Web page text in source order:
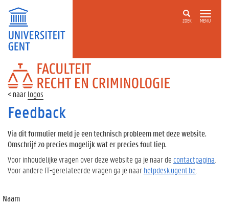
ZOEK MENU
FACULTEIT
RECHT
EN
CRIMINOLOGIE
logos
Feedback
Via dit formulier meld je een technisch probleem met deze website.
Omschrijf zo precies mogelijk wat er precies fout liep.
Voor inhoudelijke vragen over deze website ga je naar de contactpagina
Voor andere IT-gerelateerde vragen ga je naarhelpdesk.ugent.be
Naam